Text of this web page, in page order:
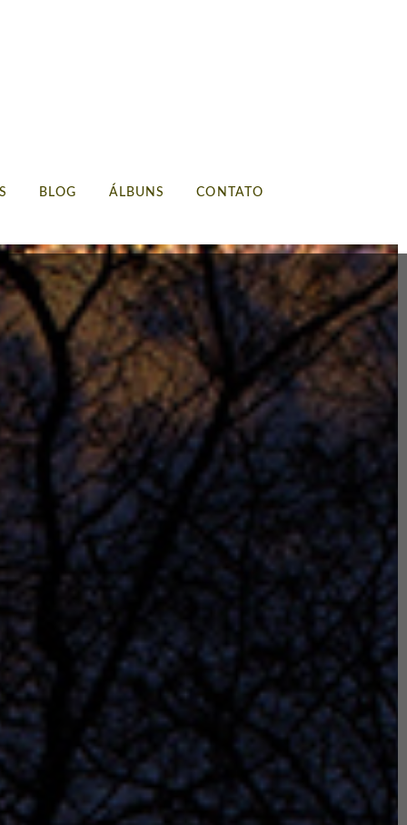
BLOG ÁLBUNS CONTATO